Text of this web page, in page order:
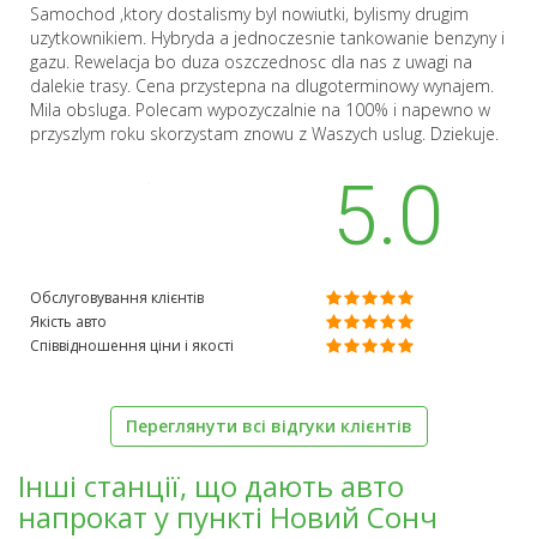
Samochod ,ktory dostalismy byl nowiutki, bylismy drugim
uzytkownikiem. Hybryda a jednoczesnie tankowanie benzyny i
gazu. Rewelacja bo duza oszczednosc dla nas z uwagi na
dalekie trasy. Cena przystepna na dlugoterminowy wynajem.
Mila obsluga. Polecam wypozyczalnie na 100% i napewno w
przyszlym roku skorzystam znowu z Waszych uslug. Dziekuje.
5.0
Обслуговування клієнтів
Якість авто
Співвідношення ціни і якості
Переглянути всі відгуки клієнтів
Інші станції, що дають авто
напрокат у пункті Новий Сонч